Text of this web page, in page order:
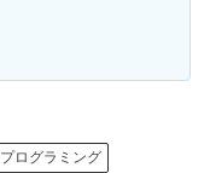
プログラミング